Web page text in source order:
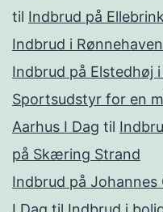
til Indbrud på
Indbrud i
Indbrud på Elstedhøj
Sportsudstyr for en
Aarhus I Dag til
på Skæring Strand
Indbrud på Johannes